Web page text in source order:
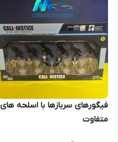
فیگورهای سربازها با اسلحه های
متفاوت